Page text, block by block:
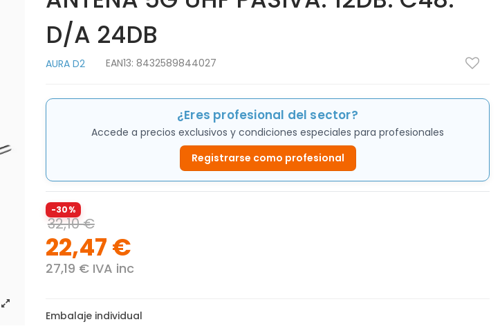
D/A 24DB
AURA D2 EAN13: 8432589844027
¿Eres profesional del sector?
Accede a precios exclusivos y condiciones especiales para profesionales
Registrarse como profesional
-30%
32,10 €
22,47 €
27,19 € IVA inc
Embalaje individual